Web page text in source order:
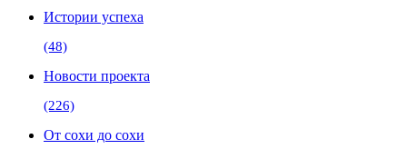
Истории успеха
(48)
Новости проекта
(226)
От сохи до сохи